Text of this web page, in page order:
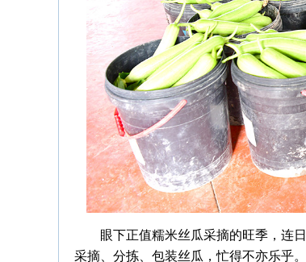
眼下正值糯米丝瓜采摘的旺季，连
采摘、分拣、包装丝瓜，忙得不亦乐乎